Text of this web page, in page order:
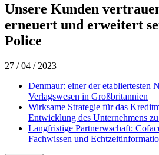
Unsere Kunden
erneuert und erweitert
Police
27 / 04 / 2023
Denmaur: einer der etabliertesten
Verlagswesen in Großbritannien
Wirksame Strategie für das
Entwicklung des Unternehmens
Langfristige Partnerwschaft:
Fachwissen und